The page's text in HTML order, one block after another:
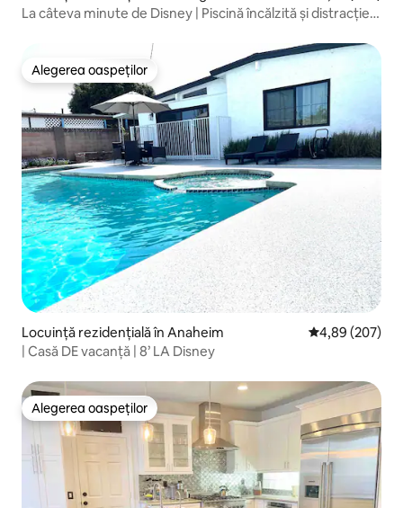
La câteva minute de Disney | Piscină încălzită și distracție
Alegerea oaspeților
Alegerea oaspeților
Locuință rezidențială în Anaheim Scor mediu de
4,89 (207)
| Casă DE vacanță | 8’ LA Disney
Alegerea oaspeților
Alegerea oaspeților